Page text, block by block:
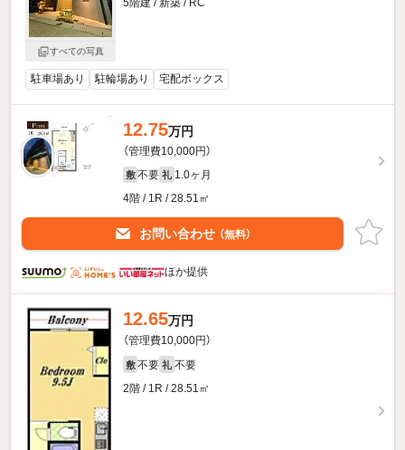
すべての写真
5階建 / 新築 / RC
駐車場あり 駐輪場あり 宅配ボックス
12.75万円
（管理費10,000円）
敷 不要 礼 1.0ヶ月
4階 / 1R / 28.51㎡
お問い合わせ （無料）
ほか提供
12.65万円
（管理費10,000円）
敷 不要 礼 不要
2階 / 1R / 28.51㎡